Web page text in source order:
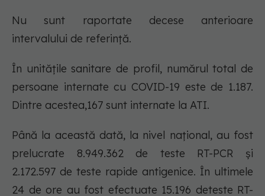
Nu sunt raportate decese anterioare
intervalului de referință.
În unitățile sanitare de profil, numărul total de
persoane internate cu COVID-19 este de 1.187.
Dintre acestea,167 sunt internate la ATI.
Până la această dată, la nivel național, au fost
prelucrate 8.949.362 de teste RT-PCR și
2.172.597 de teste rapide antigenice. În ultimele
24 de ore au fost efectuate 15.196 deteste RT-